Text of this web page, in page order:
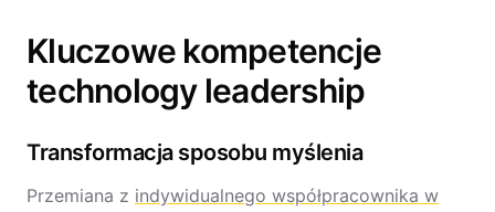
Kluczowe kompetencje
technology leadership
Transformacja sposobu myślenia
Przemiana z indywidualnego współpracownika w